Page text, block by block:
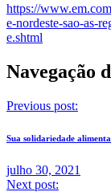
https://
e-nordeste-sao-as-
e.shtml
Navegação
Previous post:
Sua solidariedade
julho 30, 2021
Next post: